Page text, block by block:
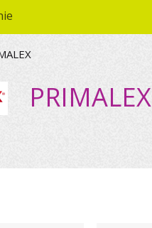
PRIMALEX